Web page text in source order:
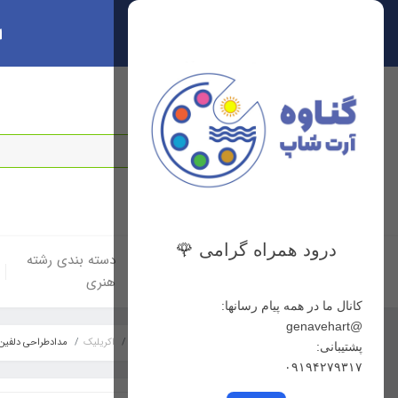
درود همراه گرامی 🌹
کانال ما در همه پیام رسانها:
@genavehart
پشتیبانی:
۰۹۱۹۴۲۷۹۳۱۷
سبد خرید 0
خانه
دسته بندی لوازم
دسته بندی رشته
هنری
اکریلیک مدادطراحی دلفین 12 عددی جعبه